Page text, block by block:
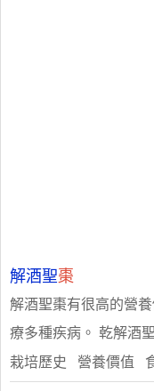
解酒聖棗
解酒聖棗有很高的營
療多種疾病。 乾解酒
栽培歷史 營養價值